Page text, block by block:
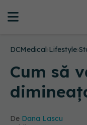
DCMedical›Lifestyle›
Cum să
De Dana Lascu